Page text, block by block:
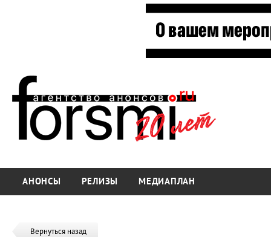
АНОНСЫ РЕЛИЗЫ МЕДИАПЛАН
Вернуться назад